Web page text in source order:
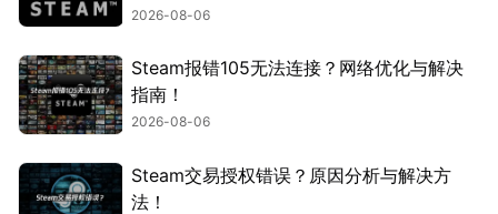
2026-08-06
Steam报错105无法连接？网络优化与解决
指南！
2026-08-06
Steam交易授权错误？原因分析与解决方
法！